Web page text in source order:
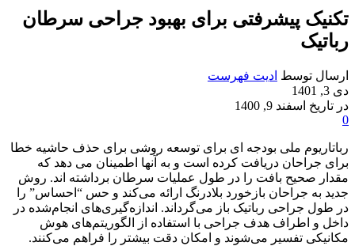
تکنیک پیشرفتی برای بهبود جراحی سرطان
رباتیک
ارسال توسط ادیت فهرست
دی 3, 1401
در تاریخ اسفند 9, 1400
0
رباتاریوم ملی بودجه ای برای توسعه روشی برای حذف حاشیه خطا
برای جراحان دریافت کرده است و به آنها اطمینان می دهد که
مقدار صحیح بافت را در طول عملیات سرطان برداشته اند. روش
جدید به جراحان بازخورد بلادرنگ ارائه می‌کند و حس “احساس” را
در طول جراحی رباتیک باز می‌گرداند. اندازه‌گیری‌های انجام‌شده در
داخل و اطراف هدف جراحی با استفاده از الگوریتم‌های هوش
مکانیکی تفسیر می‌شوند و امکان دقت بیشتر را فراهم می‌کنند.